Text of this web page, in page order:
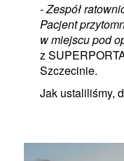
- Zespół
Pacjent
w miejscu pod
z
Szczecinie.
Jak ustaliliśmy,